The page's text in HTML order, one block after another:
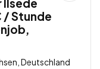
Stunde
Deutschland